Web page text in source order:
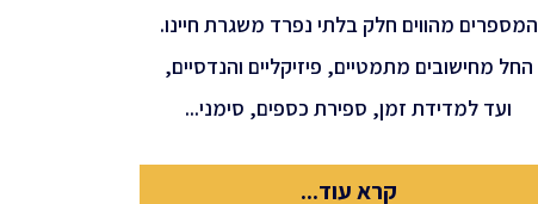
המספרים מהווים חלק בלתי נפרד משגרת חיינו.
החל מחישובים מתמטיים, פיזיקליים והנדסיים,
ועד למדידת זמן, ספירת כספים, סימני...
קרא עוד...